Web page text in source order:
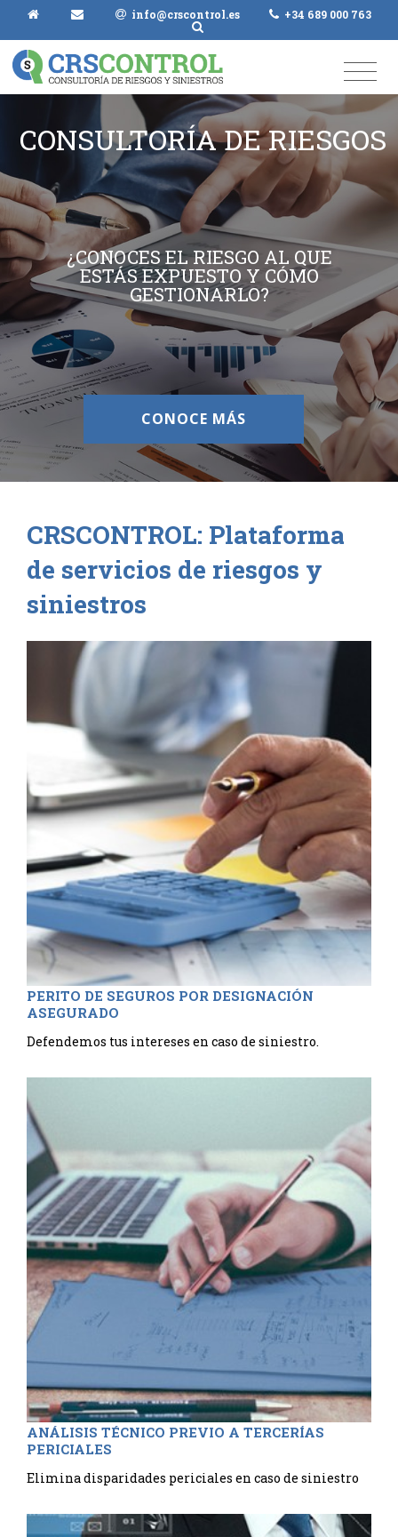
info@crscontrol.es +34 689 000 763
¿CONOCES EL RIESGO AL QUE
ESTÁS EXPUESTO Y CÓMO
GESTIONARLO?
CONSULTORÍA DE RIESGOS
CONOCE MÁS
CRSCONTROL: Plataforma
de servicios de riesgos y
siniestros
PERITO DE SEGUROS POR DESIGNACIÓN
ASEGURADO
Defendemos tus intereses en caso de siniestro.
ANÁLISIS TÉCNICO PREVIO A TERCERÍAS
PERICIALES
Elimina disparidades periciales en caso de siniestro